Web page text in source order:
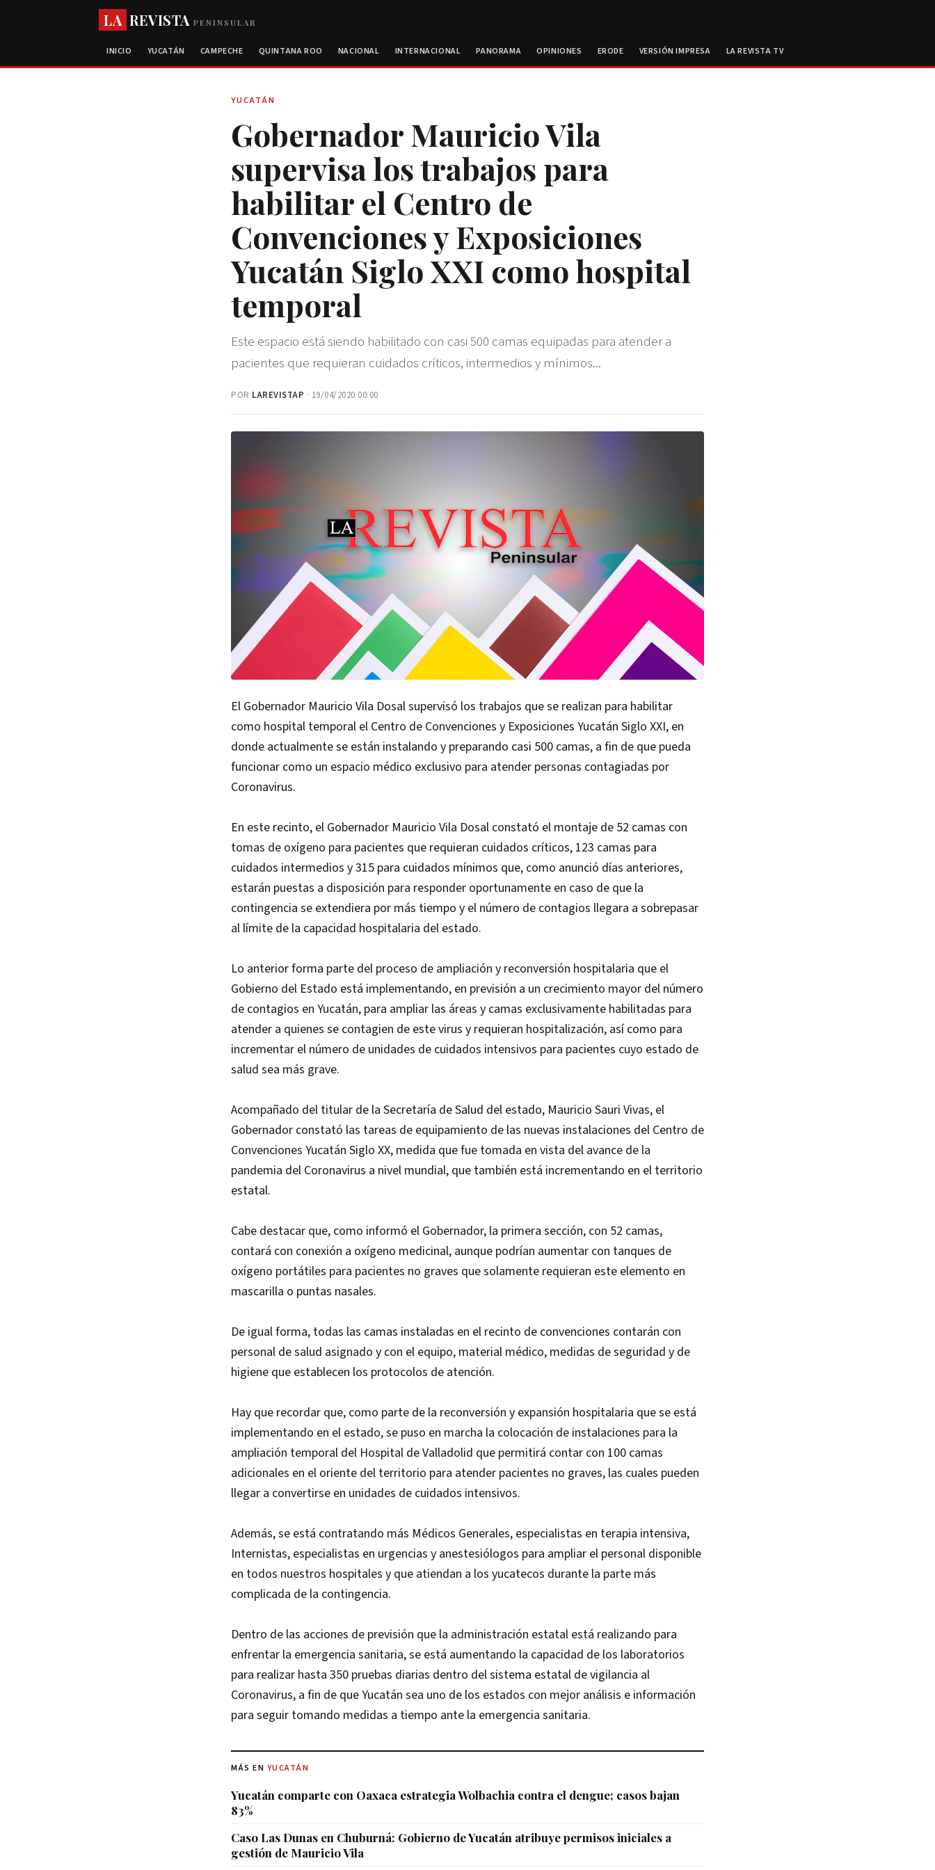
LA REVISTAPENINSULAR
INICIO YUCATÁN CAMPECHE QUINTANA ROO NACIONAL INTERNACIONAL PANORAMA OPINIONES ERODE VERSIÓN IMPRESA LA REVISTA TV
YUCATÁN
Gobernador Mauricio Vila
supervisa los trabajos para
habilitar el Centro de
Convenciones y Exposiciones
Yucatán Siglo XXI como hospital
temporal
Este espacio está siendo habilitado con casi 500 camas equipadas para atender a
pacientes que requieran cuidados críticos, intermedios y mínimos...
POR LAREVISTAP · 19/04/2020 00:00
El Gobernador Mauricio Vila Dosal supervisó los trabajos que se realizan para habilitar
como hospital temporal el Centro de Convenciones y Exposiciones Yucatán Siglo XXI, en
donde actualmente se están instalando y preparando casi 500 camas, a fin de que pueda
funcionar como un espacio médico exclusivo para atender personas contagiadas por
Coronavirus.
En este recinto, el Gobernador Mauricio Vila Dosal constató el montaje de 52 camas con
tomas de oxígeno para pacientes que requieran cuidados críticos, 123 camas para
cuidados intermedios y 315 para cuidados mínimos que, como anunció días anteriores,
estarán puestas a disposición para responder oportunamente en caso de que la
contingencia se extendiera por más tiempo y el número de contagios llegara a sobrepasar
al límite de la capacidad hospitalaria del estado.
Lo anterior forma parte del proceso de ampliación y reconversión hospitalaria que el
Gobierno del Estado está implementando, en previsión a un crecimiento mayor del número
de contagios en Yucatán, para ampliar las áreas y camas exclusivamente habilitadas para
atender a quienes se contagien de este virus y requieran hospitalización, así como para
incrementar el número de unidades de cuidados intensivos para pacientes cuyo estado de
salud sea más grave.
Acompañado del titular de la Secretaría de Salud del estado, Mauricio Sauri Vivas, el
Gobernador constató las tareas de equipamiento de las nuevas instalaciones del Centro de
Convenciones Yucatán Siglo XX, medida que fue tomada en vista del avance de la
pandemia del Coronavirus a nivel mundial, que también está incrementando en el territorio
estatal.
Cabe destacar que, como informó el Gobernador, la primera sección, con 52 camas,
contará con conexión a oxígeno medicinal, aunque podrían aumentar con tanques de
oxígeno portátiles para pacientes no graves que solamente requieran este elemento en
mascarilla o puntas nasales.
De igual forma, todas las camas instaladas en el recinto de convenciones contarán con
personal de salud asignado y con el equipo, material médico, medidas de seguridad y de
higiene que establecen los protocolos de atención.
Hay que recordar que, como parte de la reconversión y expansión hospitalaria que se está
implementando en el estado, se puso en marcha la colocación de instalaciones para la
ampliación temporal del Hospital de Valladolid que permitirá contar con 100 camas
adicionales en el oriente del territorio para atender pacientes no graves, las cuales pueden
llegar a convertirse en unidades de cuidados intensivos.
Además, se está contratando más Médicos Generales, especialistas en terapia intensiva,
Internistas, especialistas en urgencias y anestesiólogos para ampliar el personal disponible
en todos nuestros hospitales y que atiendan a los yucatecos durante la parte más
complicada de la contingencia.
Dentro de las acciones de previsión que la administración estatal está realizando para
enfrentar la emergencia sanitaria, se está aumentando la capacidad de los laboratorios
para realizar hasta 350 pruebas diarias dentro del sistema estatal de vigilancia al
Coronavirus, a fin de que Yucatán sea uno de los estados con mejor análisis e información
para seguir tomando medidas a tiempo ante la emergencia sanitaria.
MÁS EN YUCATÁN
Yucatán comparte con Oaxaca estrategia Wolbachia contra el dengue; casos bajan
83%
Caso Las Dunas en Chuburná: Gobierno de Yucatán atribuye permisos iniciales a
gestión de Mauricio Vila